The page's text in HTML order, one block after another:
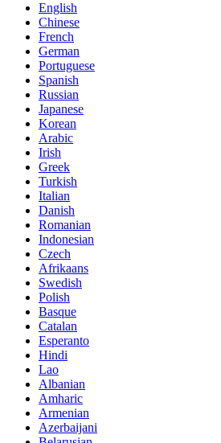
English
Chinese
French
German
Portuguese
Spanish
Russian
Japanese
Korean
Arabic
Irish
Greek
Turkish
Italian
Danish
Romanian
Indonesian
Czech
Afrikaans
Swedish
Polish
Basque
Catalan
Esperanto
Hindi
Lao
Albanian
Amharic
Armenian
Azerbaijani